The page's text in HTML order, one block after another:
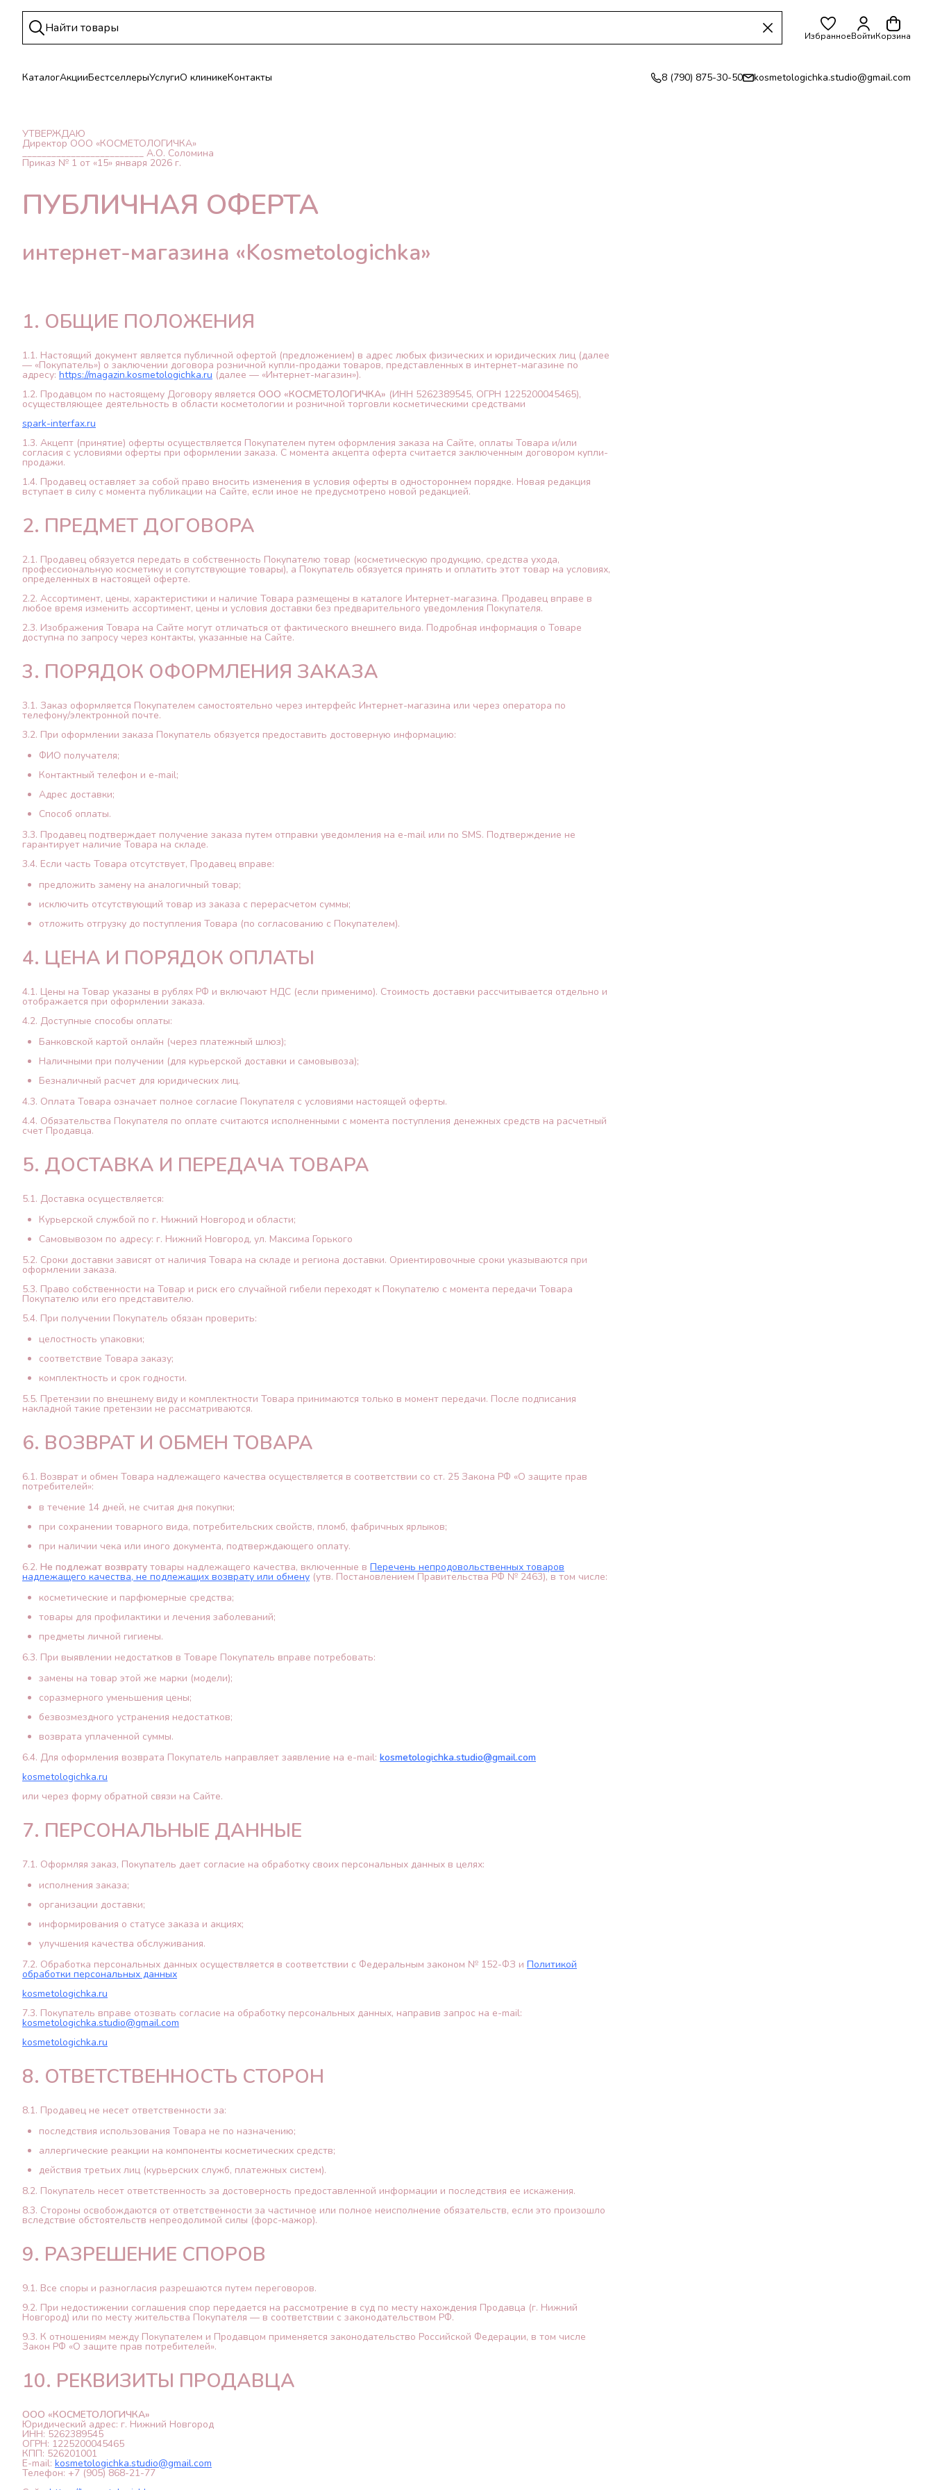
ИзбранноеВойтиКорзина
КаталогАкцииБестселлерыУслугиО клиникеКонтакты 8 (790) 875-30-50 kosmetologichka.studio@gmail.com
УТВЕРЖДАЮ
Директор ООО «КОСМЕТОЛОГИЧКА»
_________________________ А.О. Соломина
Приказ № 1 от «15» января 2026 г.
ПУБЛИЧНАЯ ОФЕРТА
интернет-магазина «Kosmetologichka»
1. ОБЩИЕ ПОЛОЖЕНИЯ
1.1. Настоящий документ является публичной офертой (предложением) в адрес любых физических и юридических лиц (далее
— «Покупатель») о заключении договора розничной купли-продажи товаров, представленных в интернет-магазине по
адресу:https://magazin.kosmetologichka.ru (далее — «Интернет-магазин»).
1.2. Продавцом по настоящему Договору является ООО «КОСМЕТОЛОГИЧКА» (ИНН 5262389545, ОГРН 1225200045465),
осуществляющее деятельность в области косметологии и розничной торговли косметическими средствами
spark-interfax.ru
1.3. Акцепт (принятие) оферты осуществляется Покупателем путем оформления заказа на Сайте, оплаты Товара и/или
согласия с условиями оферты при оформлении заказа. С момента акцепта оферта считается заключенным договором купли-
продажи.
1.4. Продавец оставляет за собой право вносить изменения в условия оферты в одностороннем порядке. Новая редакция
вступает в силу с момента публикации на Сайте, если иное не предусмотрено новой редакцией.
2. ПРЕДМЕТ ДОГОВОРА
2.1. Продавец обязуется передать в собственность Покупателю товар (косметическую продукцию, средства ухода,
профессиональную косметику и сопутствующие товары), а Покупатель обязуется принять и оплатить этот товар на условиях,
определенных в настоящей оферте.
2.2. Ассортимент, цены, характеристики и наличие Товара размещены в каталоге Интернет-магазина. Продавец вправе в
любое время изменить ассортимент, цены и условия доставки без предварительного уведомления Покупателя.
2.3. Изображения Товара на Сайте могут отличаться от фактического внешнего вида. Подробная информация о Товаре
доступна по запросу через контакты, указанные на Сайте.
3. ПОРЯДОК ОФОРМЛЕНИЯ ЗАКАЗА
3.1. Заказ оформляется Покупателем самостоятельно через интерфейс Интернет-магазина или через оператора по
телефону/электронной почте.
3.2. При оформлении заказа Покупатель обязуется предоставить достоверную информацию:
ФИО получателя;
Контактный телефон и e-mail;
Адрес доставки;
Способ оплаты.
3.3. Продавец подтверждает получение заказа путем отправки уведомления на e-mail или по SMS. Подтверждение не
гарантирует наличие Товара на складе.
3.4. Если часть Товара отсутствует, Продавец вправе:
предложить замену на аналогичный товар;
исключить отсутствующий товар из заказа с перерасчетом суммы;
отложить отгрузку до поступления Товара (по согласованию с Покупателем).
4. ЦЕНА И ПОРЯДОК ОПЛАТЫ
4.1. Цены на Товар указаны в рублях РФ и включают НДС (если применимо). Стоимость доставки рассчитывается отдельно и
отображается при оформлении заказа.
4.2. Доступные способы оплаты:
Банковской картой онлайн (через платежный шлюз);
Наличными при получении (для курьерской доставки и самовывоза);
Безналичный расчет для юридических лиц.
4.3. Оплата Товара означает полное согласие Покупателя с условиями настоящей оферты.
4.4. Обязательства Покупателя по оплате считаются исполненными с момента поступления денежных средств на расчетный
счет Продавца.
5. ДОСТАВКА И ПЕРЕДАЧА ТОВАРА
5.1. Доставка осуществляется:
Курьерской службой по г. Нижний Новгород и области;
Самовывозом по адресу: г. Нижний Новгород, ул. Максима Горького
5.2. Сроки доставки зависят от наличия Товара на складе и региона доставки. Ориентировочные сроки указываются при
оформлении заказа.
5.3. Право собственности на Товар и риск его случайной гибели переходят к Покупателю с момента передачи Товара
Покупателю или его представителю.
5.4. При получении Покупатель обязан проверить:
целостность упаковки;
соответствие Товара заказу;
комплектность и срок годности.
5.5. Претензии по внешнему виду и комплектности Товара принимаются только в момент передачи. После подписания
накладной такие претензии не рассматриваются.
6. ВОЗВРАТ И ОБМЕН ТОВАРА
6.1. Возврат и обмен Товара надлежащего качества осуществляется в соответствии со ст. 25 Закона РФ «О защите прав
потребителей»:
в течение 14 дней, не считая дня покупки;
при сохранении товарного вида, потребительских свойств, пломб, фабричных ярлыков;
при наличии чека или иного документа, подтверждающего оплату.
6.2. Не подлежат возврату товары надлежащего качества, включенные в Перечень непродовольственных товаров
надлежащего качества, не подлежащих возврату или обмену (утв. Постановлением Правительства РФ № 2463), в том числе:
косметические и парфюмерные средства;
товары для профилактики и лечения заболеваний;
предметы личной гигиены.
6.3. При выявлении недостатков в Товаре Покупатель вправе потребовать:
замены на товар этой же марки (модели);
соразмерного уменьшения цены;
безвозмездного устранения недостатков;
возврата уплаченной суммы.
6.4. Для оформления возврата Покупатель направляет заявление на e-mail: kosmetologichka.studio@gmail.com
kosmetologichka.ru
или через форму обратной связи на Сайте.
7. ПЕРСОНАЛЬНЫЕ ДАННЫЕ
7.1. Оформляя заказ, Покупатель дает согласие на обработку своих персональных данных в целях:
исполнения заказа;
организации доставки;
информирования о статусе заказа и акциях;
улучшения качества обслуживания.
7.2. Обработка персональных данных осуществляется в соответствии с Федеральным законом № 152-ФЗ и Политикой
обработки персональных данных
kosmetologichka.ru
7.3. Покупатель вправе отозвать согласие на обработку персональных данных, направив запрос на e-mail:
kosmetologichka.studio@gmail.com
kosmetologichka.ru
8. ОТВЕТСТВЕННОСТЬ СТОРОН
8.1. Продавец не несет ответственности за:
последствия использования Товара не по назначению;
аллергические реакции на компоненты косметических средств;
действия третьих лиц (курьерских служб, платежных систем).
8.2. Покупатель несет ответственность за достоверность предоставленной информации и последствия ее искажения.
8.3. Стороны освобождаются от ответственности за частичное или полное неисполнение обязательств, если это произошло
вследствие обстоятельств непреодолимой силы (форс-мажор).
9. РАЗРЕШЕНИЕ СПОРОВ
9.1. Все споры и разногласия разрешаются путем переговоров.
9.2. При недостижении соглашения спор передается на рассмотрение в суд по месту нахождения Продавца (г. Нижний
Новгород) или по месту жительства Покупателя — в соответствии с законодательством РФ.
9.3. К отношениям между Покупателем и Продавцом применяется законодательство Российской Федерации, в том числе
Закон РФ «О защите прав потребителей».
10. РЕКВИЗИТЫ ПРОДАВЦА
ООО «КОСМЕТОЛОГИЧКА»
Юридический адрес: г. Нижний Новгород
ИНН: 5262389545
ОГРН: 1225200045465
КПП: 526201001
E-mail: kosmetologichka.studio@gmail.com
Телефон: +7 (905) 868-21-77